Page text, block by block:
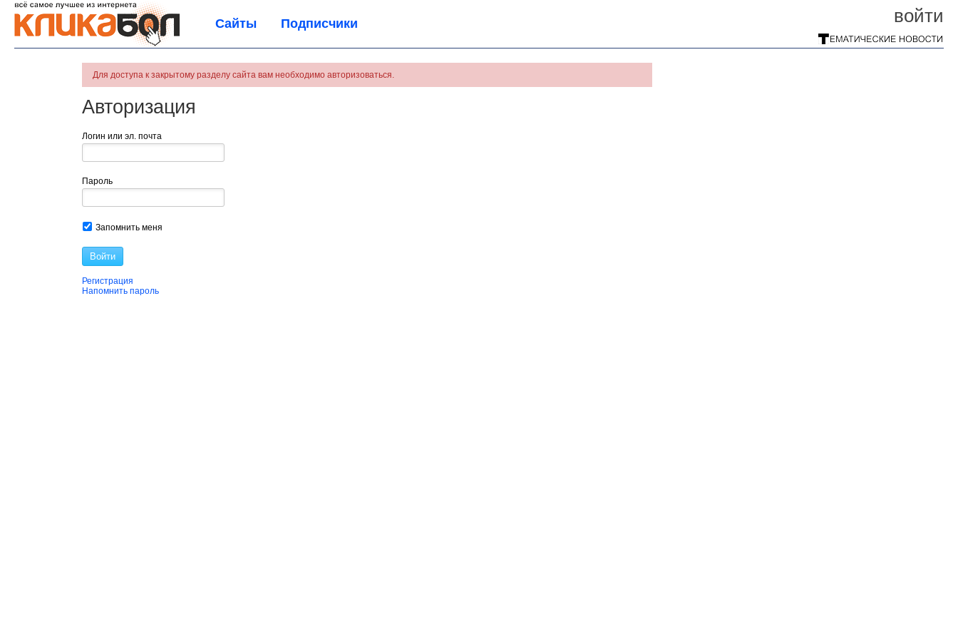
войти
Сайты Подписчики
Для доступа к закрытому разделу сайта вам необходимо авторизоваться.
Авторизация
Логин или эл. почта
Пароль
Запомнить меня
Войти
Регистрация
Напомнить пароль